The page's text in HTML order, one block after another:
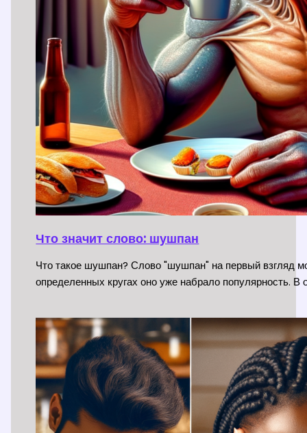
Что значит слово: шушпан
Что такое шушпан? Слово "шушпан" на первый взгляд
определенных кругах оно уже набрало популярность.